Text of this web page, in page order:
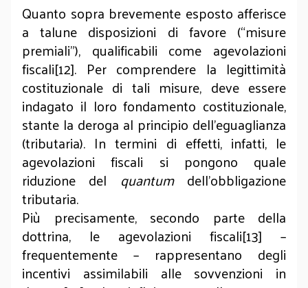
Quanto sopra brevemente esposto afferisce
a talune disposizioni di favore (“misure
premiali”), qualificabili come agevolazioni
fiscali[12]. Per comprendere la legittimità
costituzionale di tali misure, deve essere
indagato il loro fondamento costituzionale,
stante la deroga al principio dell’eguaglianza
(tributaria). In termini di effetti, infatti, le
agevolazioni fiscali si pongono quale
riduzione del quantum dell’obbligazione
tributaria.
Più precisamente, secondo parte della
dottrina, le agevolazioni fiscali[13] –
frequentemente – rappresentano degli
incentivi assimilabili alle sovvenzioni in